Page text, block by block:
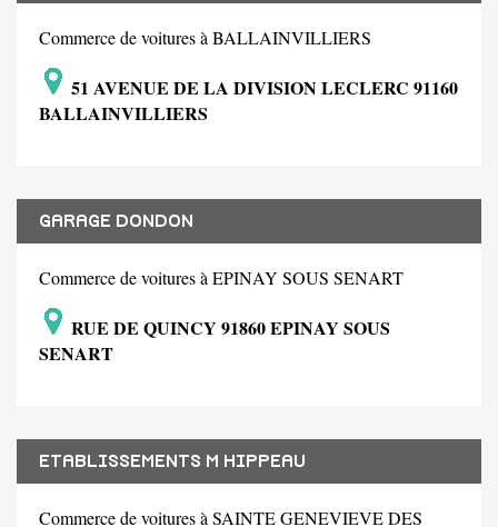
Commerce de voitures à BALLAINVILLIERS
51 AVENUE DE LA DIVISION LECLERC 91160
BALLAINVILLIERS
GARAGE DONDON
Commerce de voitures à EPINAY SOUS SENART
RUE DE QUINCY 91860 EPINAY SOUS
SENART
ETABLISSEMENTS M HIPPEAU
Commerce de voitures à SAINTE GENEVIEVE DES